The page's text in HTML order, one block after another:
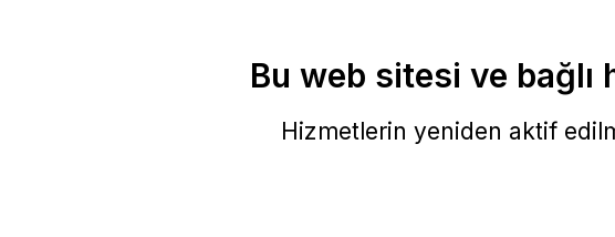
Bu web sitesi ve bağlı
Hizmetlerin yeniden aktif